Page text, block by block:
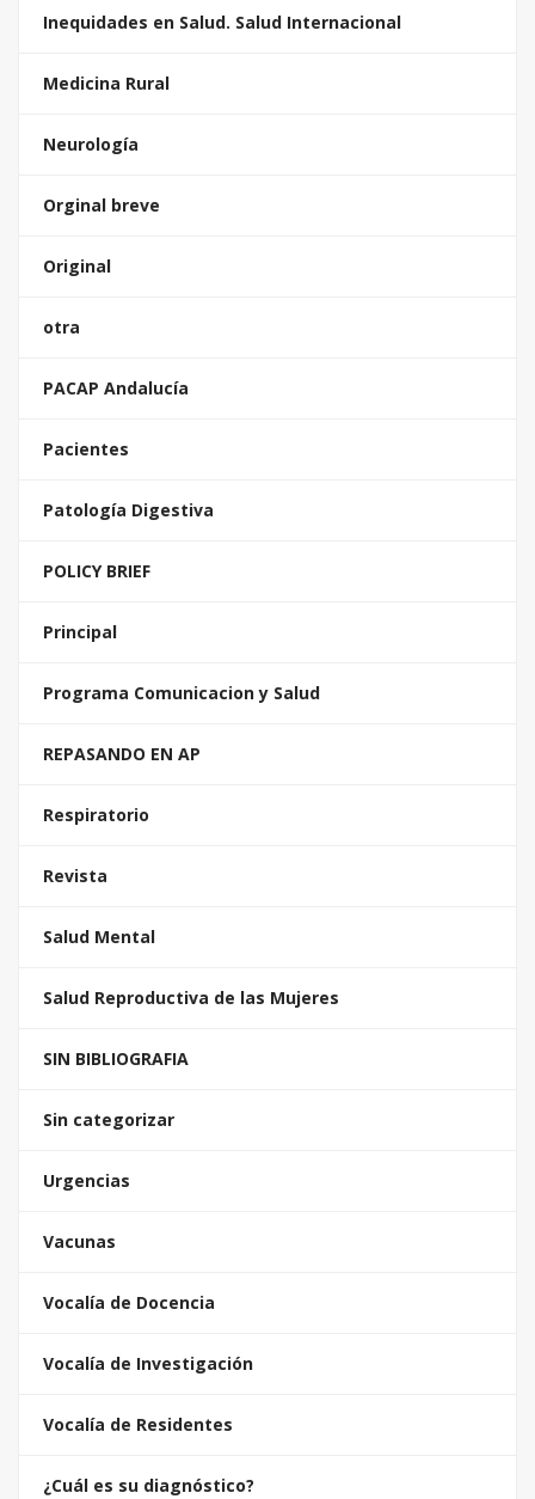
Inequidades en Salud. Salud Internacional
Medicina Rural
Neurología
Orginal breve
Original
otra
PACAP Andalucía
Pacientes
Patología Digestiva
POLICY BRIEF
Principal
Programa Comunicacion y Salud
REPASANDO EN AP
Respiratorio
Revista
Salud Mental
Salud Reproductiva de las Mujeres
SIN BIBLIOGRAFIA
Sin categorizar
Urgencias
Vacunas
Vocalía de Docencia
Vocalía de Investigación
Vocalía de Residentes
¿Cuál es su diagnóstico?